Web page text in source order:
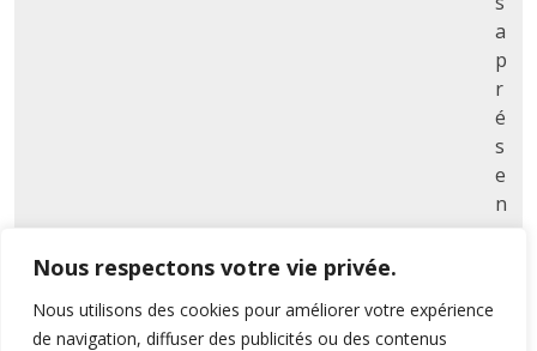
Nous respectons votre vie privée.
Nous utilisons des cookies pour améliorer votre expérience
de navigation, diffuser des publicités ou des contenus
a
p
r
é
s
e
n
c